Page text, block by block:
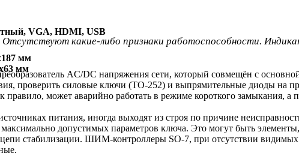
VGA, HDMI, USB
мм
мм
Отсутствуют какие-либо признаки работоспособности.
AC/DC напряжения сети, который совмещён с
проверить силовые ключи (TO-252) и выпрямительные диоды на
правило, может аварийно работать в режиме короткого замыкания,
питания, иногда выходят из строя по причине
допустимых параметров ключа. Это могут быть
цепи стабилизации. ШИМ-контроллеры SO-7, при отсутствии